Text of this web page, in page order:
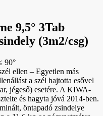
9,5° 3Tab
(3m2/csg)
90°
ellen – Egyetlen más
a szél hajtotta esővel
jégeső) esetére. A KIWA-
és hagyta jóvá 2014-ben.
öntapadó zsindelye